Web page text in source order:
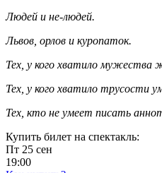
Людей и не-людей.
Львов, орлов и куропаток.
Тех, у кого хватило мужества
Тех, у кого хватило трусости
Тех, кто не умеет писать
Купить билет на спектакль:
Пт 25 сен
19:00